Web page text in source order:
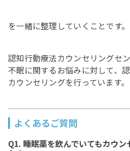
を一緒に整理していくことです。
認知行動療法カウンセリングセ
不眠に関するお悩みに対して、
カウンセリングを行っています。
よくあるご質問
Q1. 睡眠薬を飲んでいてもカウ